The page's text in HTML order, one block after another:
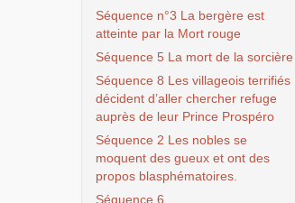
Séquence n°3 La bergère est
atteinte par la Mort rouge
Séquence 5 La mort de la sorcière
Séquence 8 Les villageois terrifiés
décident d’aller chercher refuge
auprès de leur Prince Prospéro
Séquence 2 Les nobles se
moquent des gueux et ont des
propos blasphématoires.
Séquence 6